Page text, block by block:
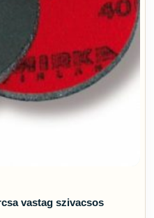
vastag szivacsos